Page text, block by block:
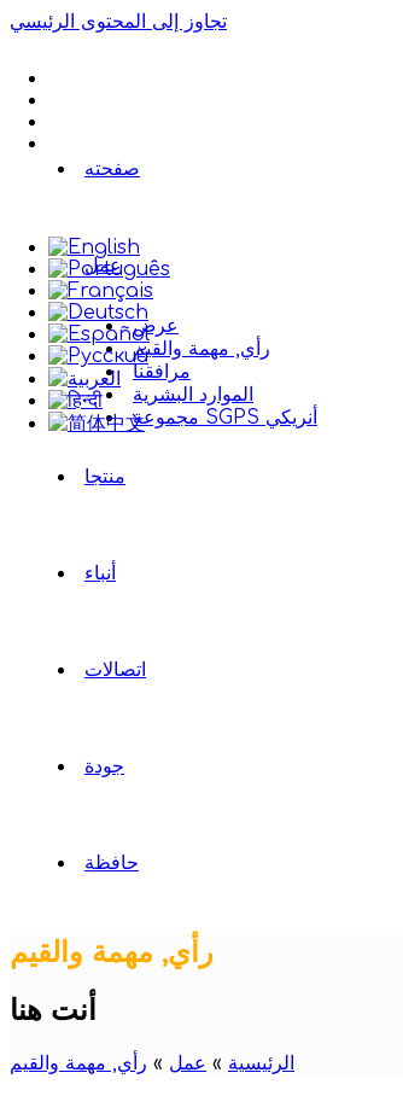
تجاوز إلى المحتوى الرئيسي
صفحته
عمل
عرض
رأي, مهمة والقيم
مرافقنا
الموارد البشرية
مجموعة SGPS أنريكي
منتجا
أنباء
اتصالات
جودة
حافظة
رأي, مهمة والقيم
أنت هنا
الرئيسية » عمل » رأي, مهمة والقيم